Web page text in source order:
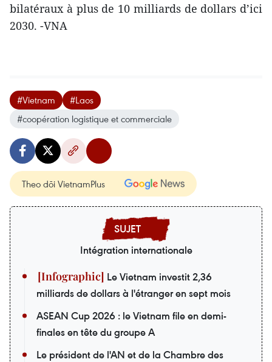
bilatéraux à plus de 10 milliards de dollars d’ici
2030. -VNA
#Vietnam
#Laos
#coopération logistique et commerciale
Theo dõi VietnamPlus
Intégration internationale
Le Vietnam investit 2,36
milliards de dollars à l'étranger en sept mois
ASEAN Cup 2026 : le Vietnam file en demi-
finales en tête du groupe A
Le président de l'AN et de la Chambre des